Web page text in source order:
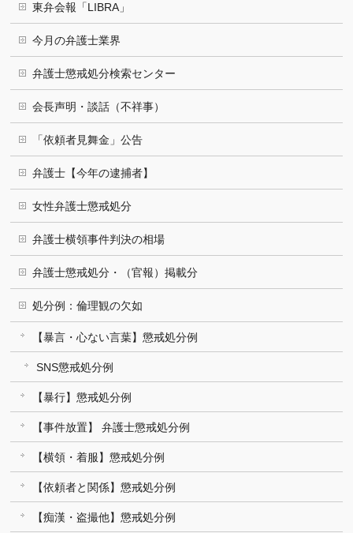
東弁会報「LIBRA」
今月の弁護士業界
弁護士懲戒処分検索センター
会長声明・談話（不祥事）
「依頼者見舞金」公告
弁護士【今年の逮捕者】
女性弁護士懲戒処分
弁護士横領事件判決の相場
弁護士懲戒処分・（官報）掲載分
処分例：倫理観の欠如
【暴言・心ない言葉】懲戒処分例
SNS懲戒処分例
【暴行】懲戒処分例
【事件放置】 弁護士懲戒処分例
【横領・着服】懲戒処分例
【依頼者と関係】懲戒処分例
【痴漢・盗撮他】懲戒処分例